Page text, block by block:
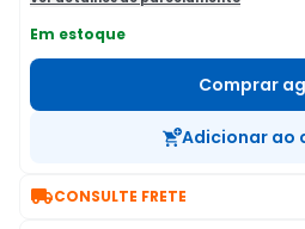
Em estoque
Comprar
Adicionar ao
CONSULTE FRETE